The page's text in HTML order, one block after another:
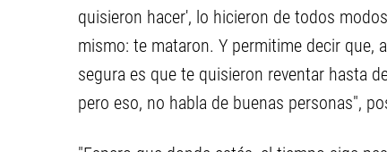
quisieron hacer', lo hicieron de todos
mismo: te mataron. Y permitime decir que,
segura es que te quisieron reventar hasta
pero eso, no habla de buenas personas",